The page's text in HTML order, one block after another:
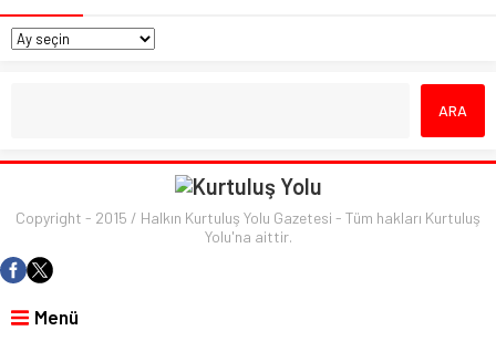
Copyright - 2015 / Halkın Kurtuluş Yolu Gazetesi - Tüm hakları Kurtuluş
Yolu'na aittir.
Menü